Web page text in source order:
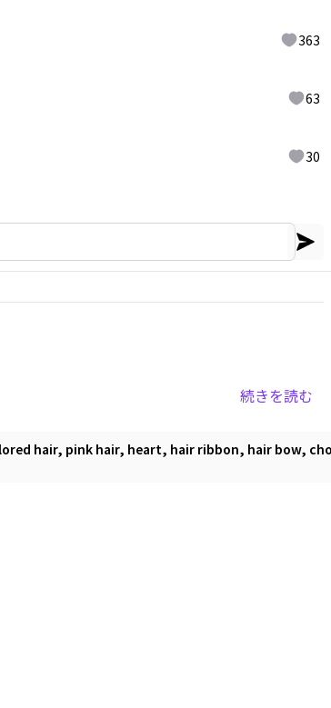
363
63
30
続きを読む
hair, pink hair, heart, hair ribbon, hair bow,